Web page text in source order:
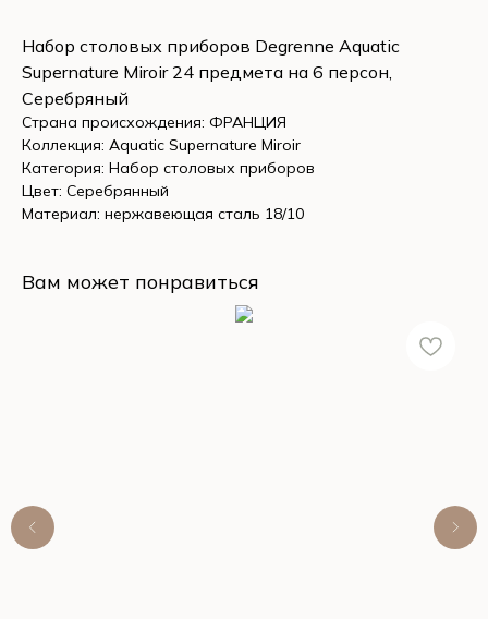
Набор столовых приборов Degrenne Aquatic
Supernature Miroir 24 предмета на 6 персон,
Серебряный
Страна происхождения: ФРАНЦИЯ
Коллекция: Aquatic Supernature Miroir
Категория: Набор столовых приборов
Цвет: Серебрянный
Материал: нержавеющая сталь 18/10
Вам может понравиться